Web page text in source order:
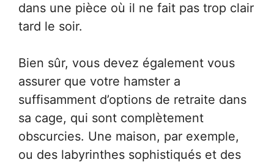
dans une pièce où il ne fait pas trop clair
tard le soir.
Bien sûr, vous devez également vous
assurer que votre hamster a
suffisamment d’options de retraite dans
sa cage, qui sont complètement
obscurcies. Une maison, par exemple,
ou des labyrinthes sophistiqués et des